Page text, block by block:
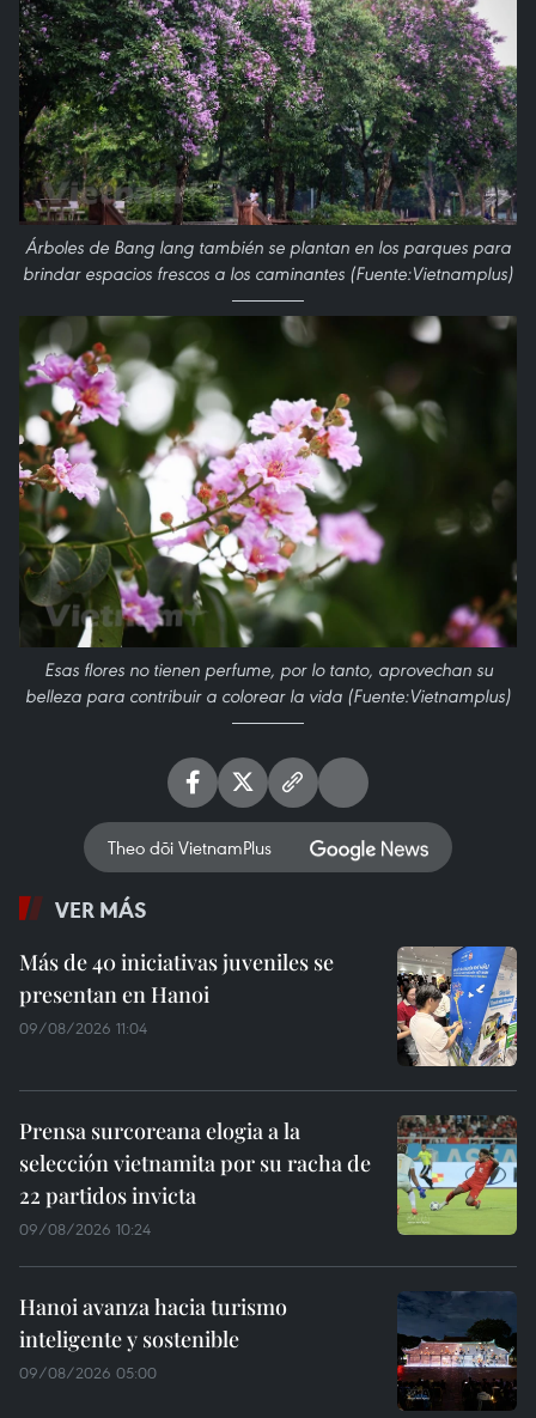
Árboles de Bang lang también se plantan en los parques para
brindar espacios frescos a los caminantes (Fuente:Vietnamplus)
Esas flores no tienen perfume, por lo tanto, aprovechan su
belleza para contribuir a colorear la vida (Fuente:Vietnamplus)
Theo dõi VietnamPlus
VER MÁS
Más de 40 iniciativas juveniles se
presentan en Hanoi
09/08/2026 11:04
Prensa surcoreana elogia a la
selección vietnamita por su racha de
22 partidos invicta
09/08/2026 10:24
Hanoi avanza hacia turismo
inteligente y sostenible
09/08/2026 05:00